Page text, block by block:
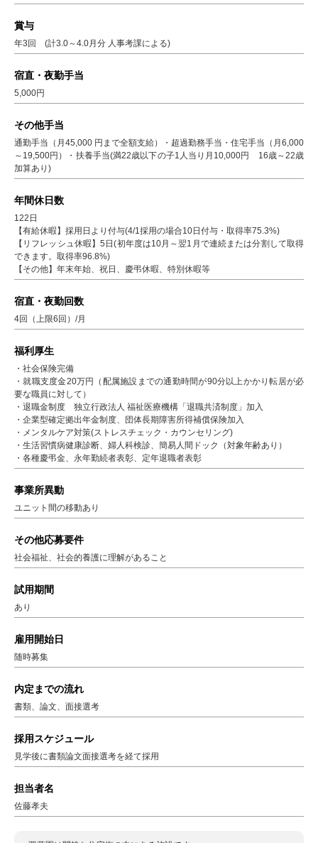
賞与
年3回 (計3.0～4.0月分 人事考課による)
宿直・夜勤手当
5,000円
その他手当
通勤手当（月45,000 円まで全額支給）・超過勤務手当・住宅手当（月6,000
～19,500円）・扶養手当(満22歳以下の子1人当り月10,000円 16歳～22歳
加算あり)
年間休日数
122日
【有給休暇】採用日より付与(4/1採用の場合10日付与・取得率75.3%)
【リフレッシュ休暇】5日(初年度は10月～翌1月で連続または分割して取得
できます。取得率96.8%)
【その他】年末年始、祝日、慶弔休暇、特別休暇等
宿直・夜勤回数
4回（上限6回）/月
福利厚生
・社会保険完備
・就職支度金20万円（配属施設までの通勤時間が90分以上かかり転居が必
要な職員に対して）
・退職金制度 独立行政法人 福祉医療機構「退職共済制度」加入
・企業型確定拠出年金制度、団体長期障害所得補償保険加入
・メンタルケア対策(ストレスチェック・カウンセリング)
・生活習慣病健康診断、婦人科検診、簡易人間ドック（対象年齢あり）
・各種慶弔金、永年勤続者表彰、定年退職者表彰
事業所異動
ユニット間の移動あり
その他応募要件
社会福祉、社会的養護に理解があること
試用期間
あり
雇用開始日
随時募集
内定までの流れ
書類、論文、面接選考
採用スケジュール
見学後に書類論文面接選考を経て採用
担当者名
佐藤孝夫